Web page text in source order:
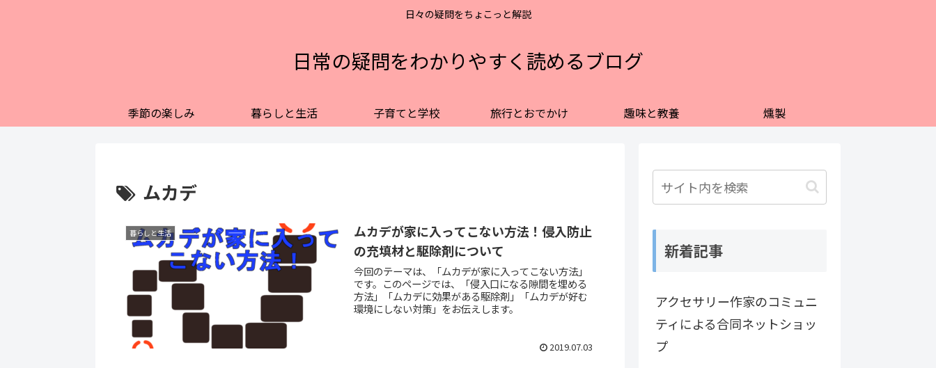
日々の疑問をちょこっと解説
日常の疑問をわかりやすく読めるブログ
季節の楽しみ 暮らしと生活 子育てと学校 旅行とおでかけ 趣味と教養 燻製
ムカデ
暮らしと生活
ムカデが家に入ってこない方法！侵入防止
の充填材と駆除剤について
今回のテーマは、「ムカデが家に入ってこない方法」
です。このページでは、「侵入口になる隙間を埋める
方法」「ムカデに効果がある駆除剤」「ムカデが好む
環境にしない対策」をお伝えします。
2019.07.03
新着記事
アクセサリー作家のコミュニ
ティによる合同ネットショッ
プ